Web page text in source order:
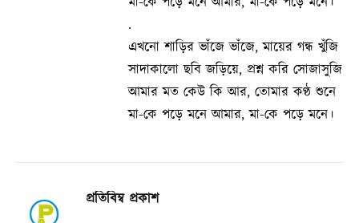
.
এখনো শাড়ির ভাঁজে ভাঁজে, মায়ের গন্ধ খুঁজি
সাদাকালো ছবি জড়িয়ে, প্রশ্ন করি সোজাসুজি
আমার মত কেউ কি আর, তোমার কণ্ঠ শুনে
মা-কে পড়ে মনে আমার, মা-কে পড়ে মনে।
প্রতিবিম্ব প্রকাশ